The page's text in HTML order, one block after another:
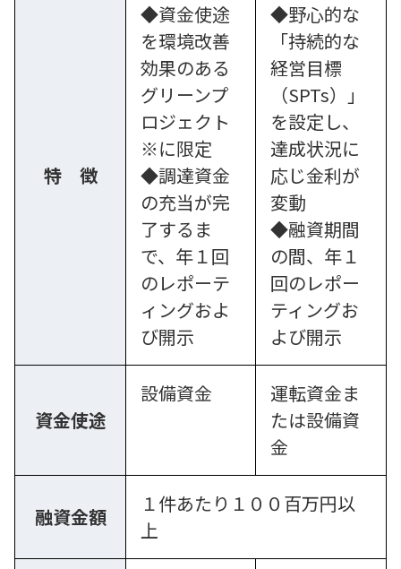
特 徴
◆資金使途
を環境改善
効果のある
グリーンプ
ロジェクト
※に限定
◆調達資金
の充当が完
了するま
で、年１回
のレポーテ
ィングおよ
び開示
◆野心的な
「持続的な
経営目標
（SPTs）」
を設定し、
達成状況に
応じ金利が
変動
◆融資期間
の間、年１
回のレポー
ティングお
よび開示
資金使途
設備資金
運転資金ま
たは設備資
金
融資金額
１件あたり１００百万円以
上